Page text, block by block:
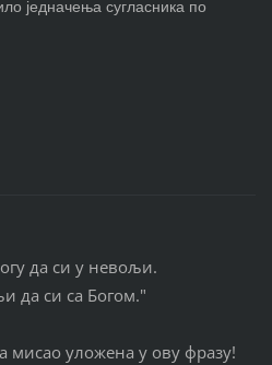
једначења сугласника по
да си у невољи.
да си са Богом."
мисао уложена у ову фразу!